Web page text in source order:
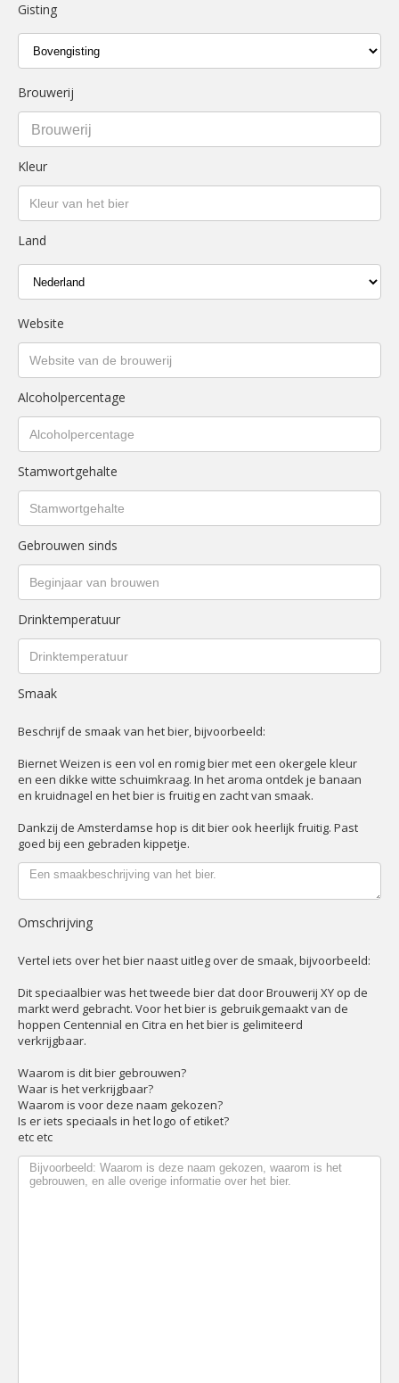
Gisting
Brouwerij
Brouwerij
Kleur
Land
Website
Alcoholpercentage
Stamwortgehalte
Gebrouwen sinds
Drinktemperatuur
Smaak
Beschrijf de smaak van het bier, bijvoorbeeld:
Biernet Weizen is een vol en romig bier met een okergele kleur
en een dikke witte schuimkraag. In het aroma ontdek je banaan
en kruidnagel en het bier is fruitig en zacht van smaak.
Dankzij de Amsterdamse hop is dit bier ook heerlijk fruitig. Past
goed bij een gebraden kippetje.
Omschrijving
Vertel iets over het bier naast uitleg over de smaak, bijvoorbeeld:
Dit speciaalbier was het tweede bier dat door Brouwerij XY op de
markt werd gebracht. Voor het bier is gebruikgemaakt van de
hoppen Centennial en Citra en het bier is gelimiteerd
verkrijgbaar.
Waarom is dit bier gebrouwen?
Waar is het verkrijgbaar?
Waarom is voor deze naam gekozen?
Is er iets speciaals in het logo of etiket?
etc etc